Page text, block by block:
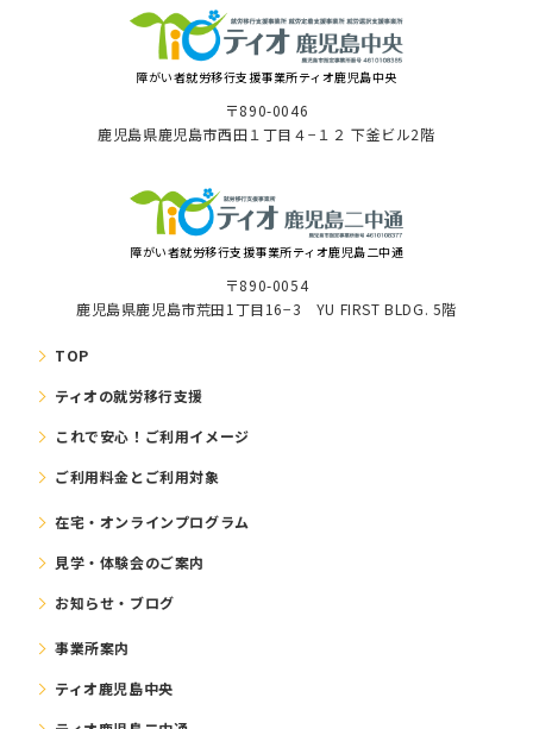
障がい者就労移⾏⽀援事業所ティオ⿅児島中央
〒890-0046
⿅児島県⿅児島市⻄⽥１丁⽬４−１２ 下釜ビル2階
障がい者就労移⾏⽀援事業所ティオ鹿児島二中通
〒890-0054
鹿児島県鹿児島市荒田1丁目16−3 YU FIRST BLDG. 5階
TOP
ティオの就労移⾏⽀援
これで安⼼！ご利⽤イメージ
ご利⽤料⾦とご利⽤対象
在宅・オンラインプログラム
⾒学・体験会のご案内
お知らせ・ブログ
事業所案内
ティオ鹿児島中央